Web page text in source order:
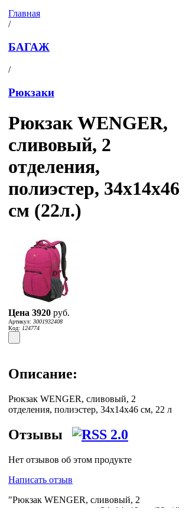
Главная
/
БАГАЖ
/
Рюкзаки
Рюкзак WENGER,
сливовый, 2
отделения,
полиэстер, 34х14х46
см (22л.)
Цена 3920 руб.
Артикул: 3001932408
Код: 124774
Описание:
Рюкзак WENGER, сливовый, 2
отделения, полиэстер, 34х14х46 см, 22 л
Отзывы
Нет отзывов об этом продукте
Написать отзыв
"Рюкзак WENGER, сливовый, 2
отделения, полиэстер, 34х14х46 см (22л.)"